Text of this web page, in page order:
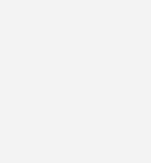
Versorgungsleitungen diskret und
bleiben sie dennoch leicht
oder Erweiterungen einfach
bieten den Vorteil,
nicht beeinträchtigen, da keine
verlaufen. Sie ermöglichen eine
da keine Hindernisse durch
vor allem in Bürogebäuden und
um Versorgungsleitungen